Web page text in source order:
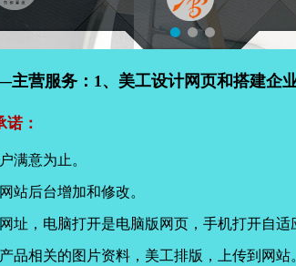
营服务：1、美工设计网页和搭建企
：
满意为止。
站后台增加和修改。
址，电脑打开是电脑版网页，手机打开自适
品相关的图片资料，美工排版，上传到网站